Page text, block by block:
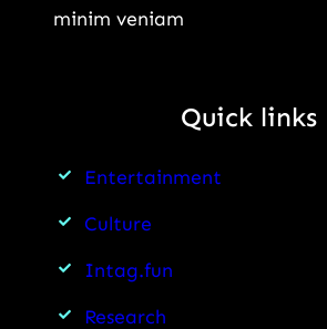
minim veniam
Quick links
Entertainment
Culture
Intag.fun
Research